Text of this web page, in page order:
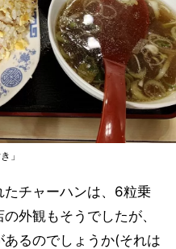
」
たチャーハンは、6粒乗
外観もそうでしたが、
るのでしょうか(それは